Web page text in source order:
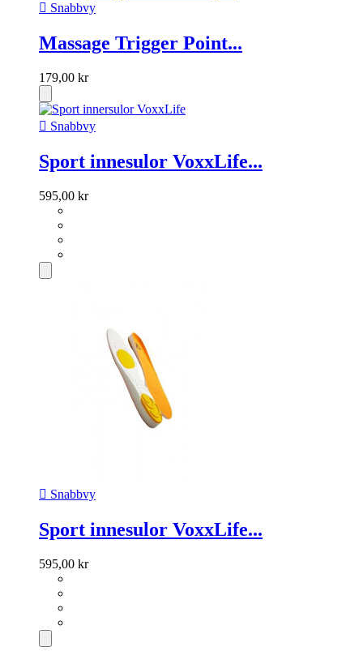
 Snabbvy
Massage Trigger Point...
179,00 kr
 Snabbvy
Sport innesulor VoxxLife...
595,00 kr
 Snabbvy
Sport innesulor VoxxLife...
595,00 kr